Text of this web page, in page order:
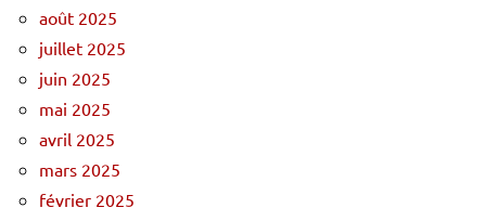
août 2025
juillet 2025
juin 2025
mai 2025
avril 2025
mars 2025
février 2025